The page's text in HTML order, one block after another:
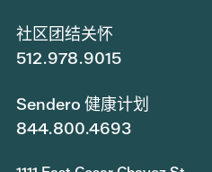
社区团结关怀
512.978.9015
Sendero 健康计划
844.800.4693